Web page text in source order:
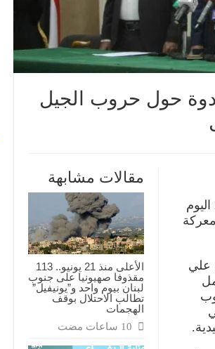
ندوة حول حروب الجيل
مقالات مشابهة
الأعلى منذ 21 يونيو.. 113
مقذوفا صهيونيا على جنوب
لبنان بيوم واحد و”يونيفيل”
تطالب الاحتلال بوقف
الهجمات
دشن اتحاد الإعلاميين اليمنيين أنشطته للعام 2020 اليوم
علي